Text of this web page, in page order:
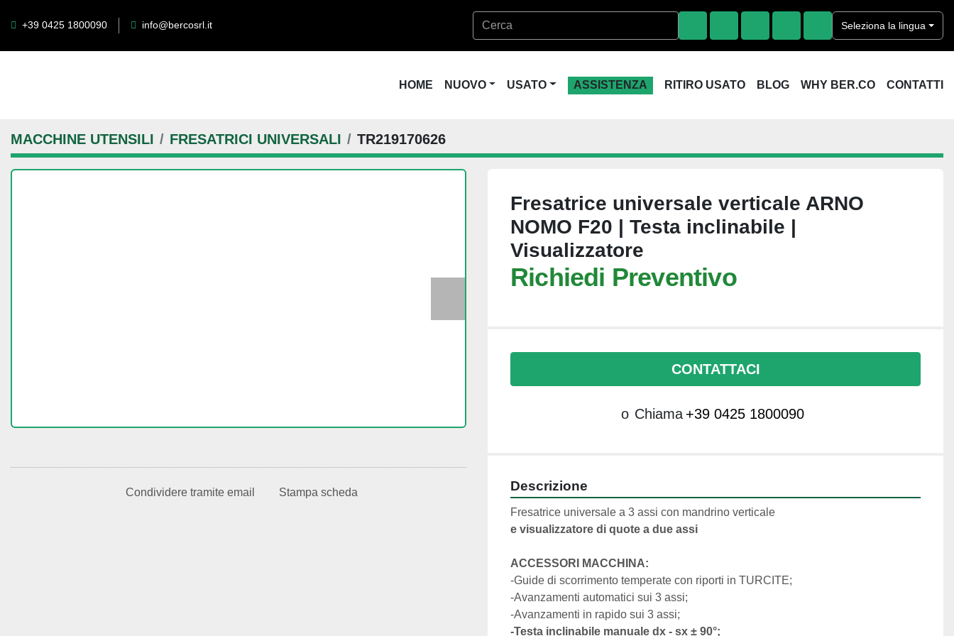
+39 0425 1800090 info@bercosrl.it
INSTAGRAM
EBAY
Seleziona la lingua
HOME NUOVO USATO ASSISTENZA RITIRO USATO BLOG WHY BER.CO CONTATTI
MACCHINE UTENSILI FRESATRICI UNIVERSALI TR219170626
Condividere tramite email Stampa scheda
Fresatrice universale verticale ARNO
NOMO F20 | Testa inclinabile |
Visualizzatore
Richiedi Preventivo
CONTATTACI
o Chiama +39 0425 1800090
Descrizione
Fresatrice universale a 3 assi con mandrino verticale
e visualizzatore di quote a due assi
ACCESSORI MACCHINA:
-Guide di scorrimento temperate con riporti in TURCITE;
-Avanzamenti automatici sui 3 assi;
-Avanzamenti in rapido sui 3 assi;
-Testa inclinabile manuale dx - sx ± 90°;